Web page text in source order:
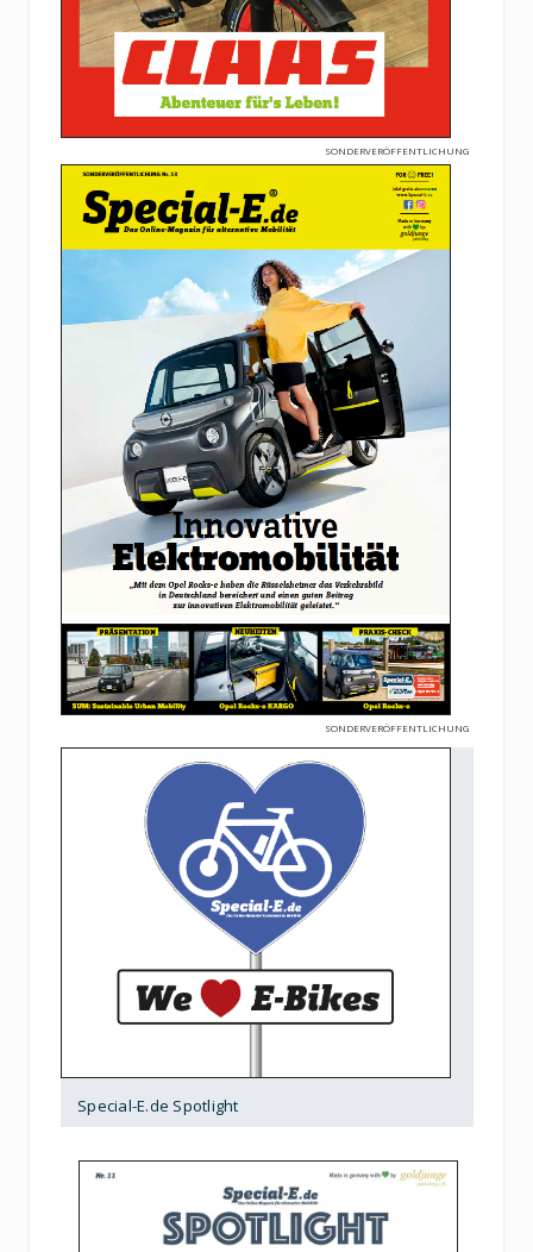
SONDERVERÖFFENTLICHUNG
SONDERVERÖFFENTLICHUNG
Special-E.de Spotlight